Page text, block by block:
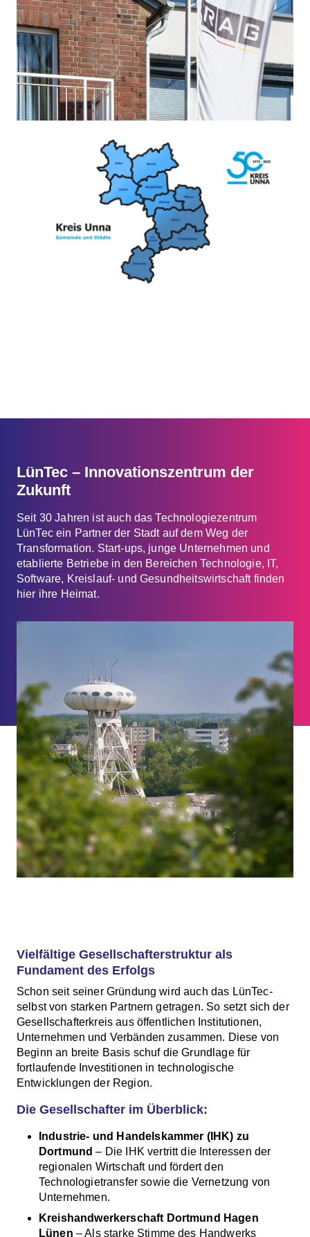
LünTec – Innovationszentrum der
Zukunft
Seit 30 Jahren ist auch das Technologiezentrum
LünTec ein Partner der Stadt auf dem Weg der
Transformation. Start-ups, junge Unternehmen und
etablierte Betriebe in den Bereichen Technologie, IT,
Software, Kreislauf- und Gesundheitswirtschaft finden
hier ihre Heimat.
Vielfältige Gesellschafterstruktur als
Fundament des Erfolgs
Schon seit seiner Gründung wird auch das LünTec-
selbst von starken Partnern getragen. So setzt sich der
Gesellschafterkreis aus öffentlichen Institutionen,
Unternehmen und Verbänden zusammen. Diese von
Beginn an breite Basis schuf die Grundlage für
fortlaufende Investitionen in technologische
Entwicklungen der Region.
Die Gesellschafter im Überblick:
Industrie- und Handelskammer (IHK) zu
Dortmund – Die IHK vertritt die Interessen der
regionalen Wirtschaft und fördert den
Technologietransfer sowie die Vernetzung von
Unternehmen.
Kreishandwerkerschaft Dortmund Hagen
Lünen – Als starke Stimme des Handwerks